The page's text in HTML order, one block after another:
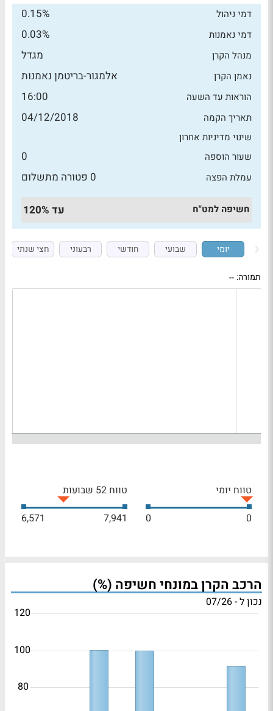
דמי ניהול 0.15%
דמי נאמנות 0.03%
מנהל הקרן מגדל
נאמן הקרן אלמגור-בריטמן נאמנות
הוראות עד השעה 16:00
תאריך הקמה 04/12/2018
שינוי מדיניות אחרון
שעור הוספה
0
עמלת הפצה 0 פטורה מתשלום
חשיפה למט"ח עד 120%
יומי שבועי חודשי רבעוני חצי שנתי
תמורה: --
טווח יומי
0
0
טווח 52 שבועות
7,941
6,571
הרכב הקרן במונחי חשיפה (%)
נכון ל - 07/26
80
100
120